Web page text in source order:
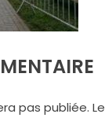
pas publiée.